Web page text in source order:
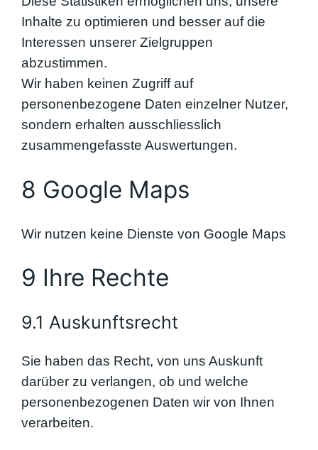
Inhalte zu optimieren und besser auf die
Interessen unserer Zielgruppen
abzustimmen.
Wir haben keinen Zugriff auf
personenbezogene Daten einzelner Nutzer,
sondern erhalten ausschliesslich
zusammengefasste Auswertungen.
8 Google Maps
Wir nutzen keine Dienste von Google Maps
9 Ihre Rechte
9.1 Auskunftsrecht
Sie haben das Recht, von uns Auskunft
darüber zu verlangen, ob und welche
personenbezogenen Daten wir von Ihnen
verarbeiten.